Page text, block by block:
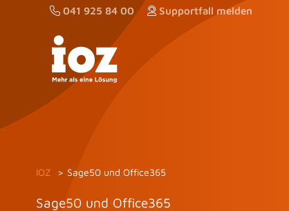
041 925 84 00 Supportfall melden
IOZ Sage50 und Office365
Sage50 und Office365